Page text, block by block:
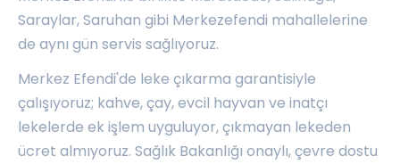
Saraylar,Saruhan gibi Merkezefendi mahallelerine
de aynı gün servis sağlıyoruz.
Merkez Efendi'de leke çıkarma garantisiyle
çalışıyoruz; kahve, çay, evcil hayvan ve inatçı
lekelerde ek işlem uyguluyor, çıkmayan lekeden
ücret almıyoruz. Sağlık Bakanlığı onaylı, çevre dostu